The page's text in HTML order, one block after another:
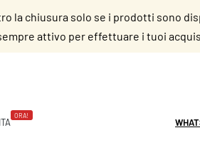
la chiusura solo se i prodotti sono
attivo per effettuare i tuoi
ORA!